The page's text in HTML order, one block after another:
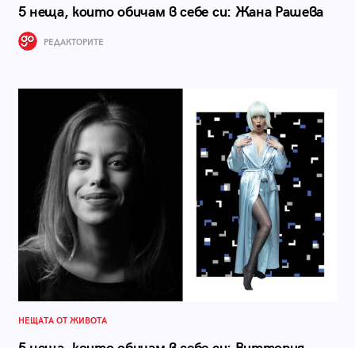
5 неща, които обичам в себе си: Жана Рашева
РЕДАКТОРИТЕ
НЕЩАТА ОТ ЖИВОТА